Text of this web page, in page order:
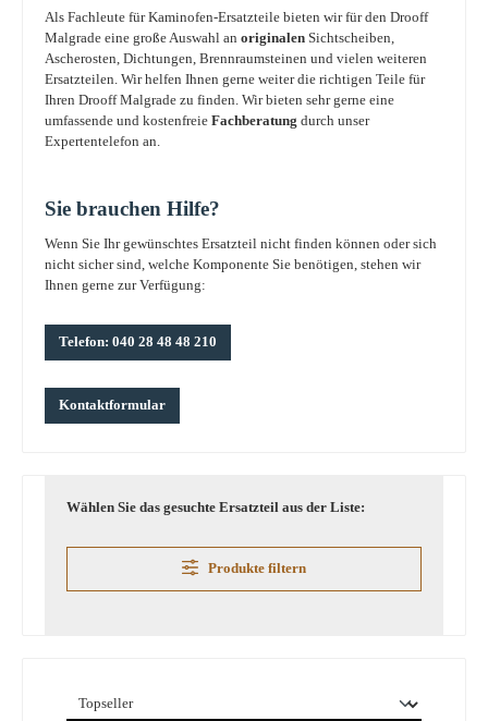
Als Fachleute für Kaminofen-Ersatzteile bieten wir für den Drooff
Malgrade eine große Auswahl an originalen Sichtscheiben,
Ascherosten, Dichtungen, Brennraumsteinen und vielen weiteren
Ersatzteilen. Wir helfen Ihnen gerne weiter die richtigen Teile für
Ihren Drooff Malgrade zu finden. Wir bieten sehr gerne eine
umfassende und kostenfreie Fachberatung durch unser
Expertentelefon an.
Sie brauchen Hilfe?
Wenn Sie Ihr gewünschtes Ersatzteil nicht finden können oder sich
nicht sicher sind, welche Komponente Sie benötigen, stehen wir
Ihnen gerne zur Verfügung:
Telefon: 040 28 48 48 210
Kontaktformular
Wählen Sie das gesuchte Ersatzteil aus der Liste:
Produkte filtern